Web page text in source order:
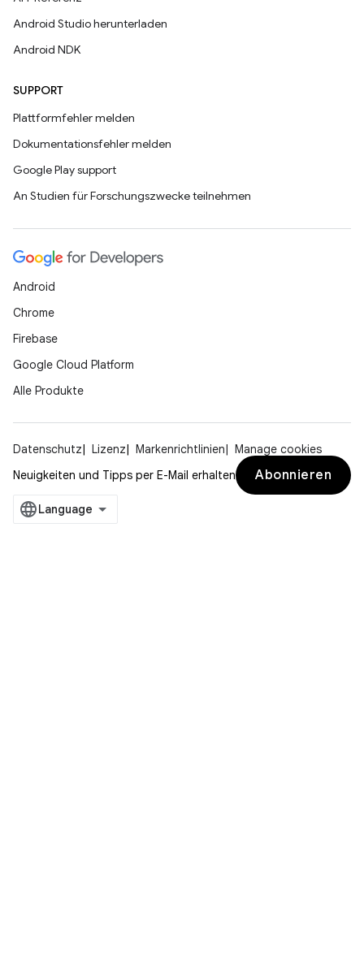
Android Studio herunterladen
Android NDK
SUPPORT
Plattformfehler melden
Dokumentationsfehler melden
Google Play support
An Studien für Forschungszwecke teilnehmen
Android
Chrome
Firebase
Google Cloud Platform
Alle Produkte
Datenschutz Lizenz Markenrichtlinien
Manage cookies
Neuigkeiten und Tipps per E-Mail erhalten
Abonnieren